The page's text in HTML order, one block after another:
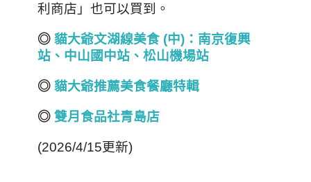
利商店」也可以買到。
◎ 貓大爺文湖線美食 (中) ：南京復興
站、中山國中站、松山機場站
◎ 貓大爺推薦美食餐廳特輯
◎ 雙月食品社青島店
(2026/4/15更新)